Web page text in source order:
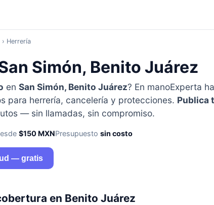
Herrería
Simón, Benito Juárez
en San Simón, Benito Juárez? En manoExperta
para herrería, cancelería y protecciones. Publica
— sin llamadas, sin compromiso.
$150 MXNPresupuesto sin costo
— gratis
en Benito Juárez